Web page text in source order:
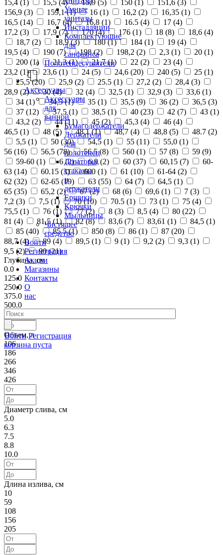
Умные
унитазы
Инсталляции
Комплектующие
для
санфаянса
Полотенцесушители
Аксессуары
Аксессуары
для
ванной
Бумагодержатели
Держатели
для
полотенец
Дозаторы,
стаканы
и
держатели
Ершики
Крючки
Мыльницы
Чистящее
средство
Войти
Регистрация
Акции
Магазины
Контакты
О
нас
Войти Регистрация
корзина пуста
15,4 (1 ) 15,5 (4) 15,9 (5) 150 (1 ) 151,6 (3)
156,9 (3) 159,1 (1) 16 (1) 16,2 (2) 16,35 (1)
16,5 (14) 16,7 (4) 16,8 (1) 16.5 (4) 17 (4)
17,2 (3) 17,9 (7) 170 (4) 176 (1) 18 (8) 18,6 (4)
18,7 (2) 18,9 (3) 180 (1) 184 (1) 19 (4)
19,5 (4) 190 (7) 198 (2) 198,2 (2) 2,3 (1) 20 (1)
200 (1) 21,3 (1) 21,7 (1) 22 (2) 23 (4)
23,2 (1) 23,6 (1) 24 (5) 24,6 (20) 240 (5) 25 (1)
25,5 (20) 25,9 (2) 25.5 (1) 27,2 (2) 28,4 (3)
28,9 (2) 30 (4) 32 (4) 32,5 (1) 32,9 (3) 33,6 (1)
34 (1) 34,5 (1) 35 (1) 35,5 (9) 36 (2) 36,5 (3)
37 (12) 37,5 (1) 38,5 (1) 40 (23) 42 (7) 43 (1)
43,2 (2) 44 (11) 45 (2) 45,3 (4) 46 (4)
46,5 (1) 48 (5) 48,1 (1) 48,7 (4) 48,8 (5) 48.7 (2)
5,5 (1) 50 (30) 54,5 (1) 55 (11) 55,0 (1)
56 (16) 56,5 (78) 56.5 (8) 560 (1) 57 (8) 59 (9)
59-60 (1) 6 (2) 6,9 (2) 60 (37) 60,15 (7)
60-
63 (14) 60.15 (3) 600 (1) 61 (10) 61-64 (2)
62 (32) 62-65 (19) 63 (55) 64 (7) 64,5 (1)
65 (35) 65,2 (2) 67 (2) 68 (6) 69,6 (1) 7 (3)
7,2 (3) 7,5 (1) 70 (10) 70.5 (1) 73 (1) 75 (4)
75,5 (1) 76 (1) 77 (2) 8 (3) 8,5 (4) 80 (22)
81 (4) 81,5 (1) 82 (8) 83,6 (7) 83,61 (1) 84,5 (1)
85 (40) 85,5 (1) 850 (8) 86 (1) 87 (20)
88,7 (4) 89 (4) 89,5 (1) 9 (1) 9,2 (2) 9,3 (1)
9,5 (2) 90 (21)
Глубина, см
0.0
125.0
250.0
375.0
500.0
Объем, л
106
186
266
346
426
Диаметр слива, см
5.0
6.3
7.5
8.8
10.0
Длина излива, см
10
59
108
156
205